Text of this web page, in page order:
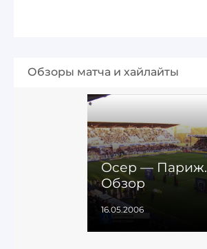
Обзоры матча и хайлайты
Осер — Париж.
Обзор
16.05.2006